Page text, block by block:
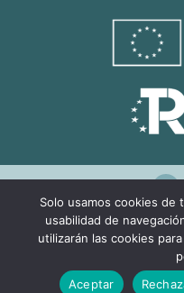
Design by:
Solo usamos cookies de
usabilidad de
utilizarán las cookies
Aceptar